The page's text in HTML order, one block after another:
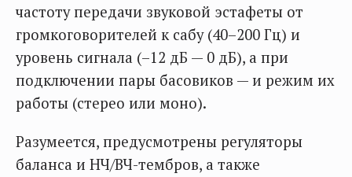
частоту передачи звуковой эстафеты от
громкоговорителей к сабу (40–200 Гц) и
уровень сигнала (–12 дБ — 0 дБ), а при
подключении пары басовиков — и режим их
работы (стерео или моно).
Разумеется, предусмотрены регуляторы
баланса и НЧ/ВЧ-тембров, а также